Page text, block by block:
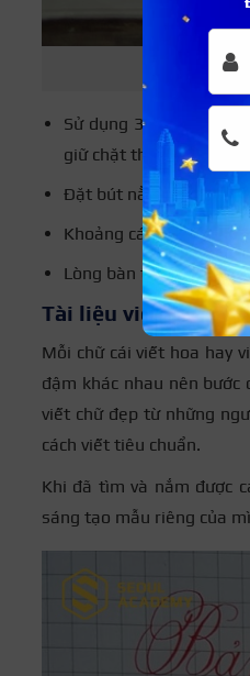
Sử dụng 3 ngón là
giữ chặt thân bút, ngón
Đặt bút nằm nghiêng
Khoảng cách từ đầu
Lòng bàn tay và cánh
Tài liệu viết chữ
Mỗi chữ cái viết hoa hay
đậm khác nhau nên
viết chữ đẹp từ những
cách viết tiêu chuẩn.
Khi đã tìm và nắm được
sáng tạo mẫu riêng của